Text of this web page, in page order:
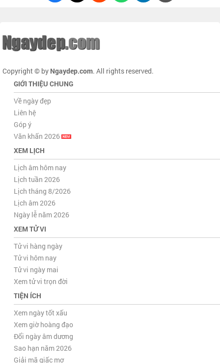
Copyright © by Ngaydep.com. All rights reserved.
GIỚI THIỆU CHUNG
Về ngày đẹp
Liên hệ
Góp ý
Văn khấn 2026
XEM LỊCH
Lịch âm hôm nay
Lịch tuần 2026
Lịch tháng 8/2026
Lịch âm 2026
Ngày lễ năm 2026
XEM TỬ VI
Tử vi hàng ngày
Tử vi hôm nay
Tử vi ngày mai
Xem tử vi trọn đời
TIỆN ÍCH
Xem ngày tốt xấu
Xem giờ hoàng đạo
Đổi ngày âm dương
Sao hạn năm 2026
Giải mã giấc mơ